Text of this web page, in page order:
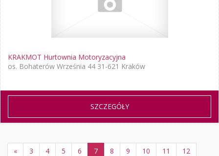
KRAKMOT Hurtownia Motoryzacyjna
os. Bohaterów Września 44 31-621 Kraków
SZCZEGÓŁY
« 3 4 5 6 7 8 9 10 11
12